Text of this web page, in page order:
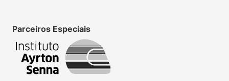
Parceiros Especiais